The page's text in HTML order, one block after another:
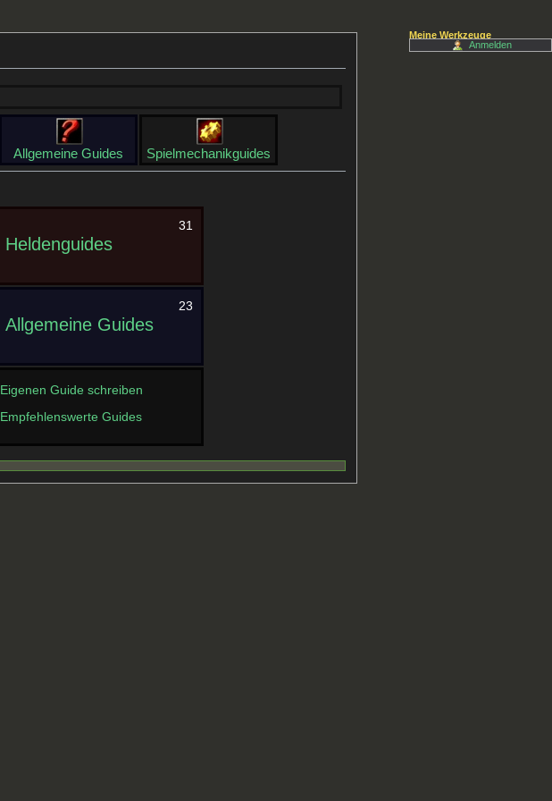
Allgemeine Guides Spielmechanikguides
Heldenguides
31
Allgemeine Guides
23
Eigenen Guide schreiben
Empfehlenswerte Guides
Meine Werkzeuge
Anmelden